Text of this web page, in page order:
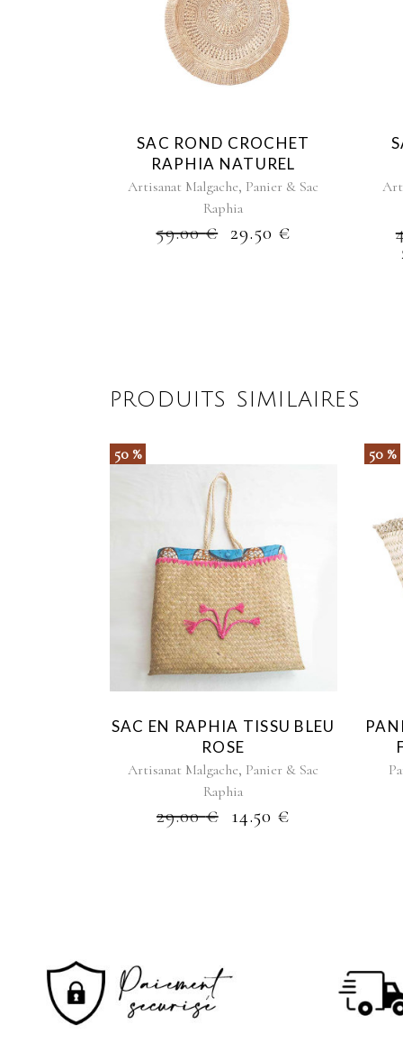
SAC ROND CROCHET
RAPHIA NATUREL
Artisanat Malgache, Panier & Sac
Raphia
59.00€ 29.50 €
PRODUITS SIMILAIRES
50 %
SAC EN RAPHIA TISSU BLEU
ROSE
Artisanat Malgache, Panier & Sac
Raphia
29.00€ 14.50 €
50 %